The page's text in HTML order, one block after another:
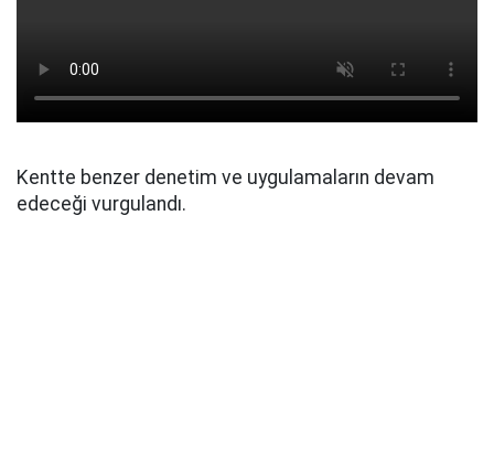
Kentte benzer denetim ve uygulamaların devam
edeceği vurgulandı.